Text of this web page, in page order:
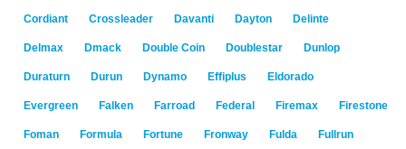
Cordiant Crossleader Davanti Dayton Delinte
Delmax Dmack Double Coin Doublestar Dunlop
Duraturn Durun Dynamo Effiplus Eldorado
Evergreen Falken Farroad Federal Firemax Firestone
Foman Formula Fortune Fronway Fulda Fullrun